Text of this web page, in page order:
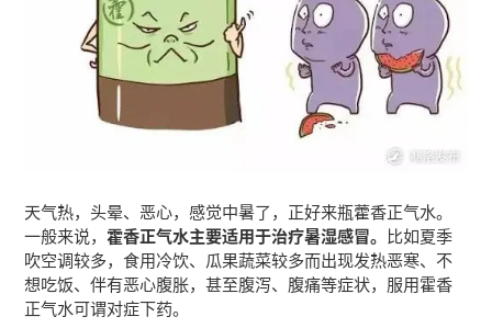
天气热，头晕、恶心，感觉中暑了，正好来瓶藿香正气水。
一般来说，霍香正气水主要适用于治疗暑湿感冒。 比如夏季
吹空调较多，食用冷饮、瓜果蔬菜较多而出现发热恶寒、不
想吃饭、伴有恶心腹胀，甚至腹泻、腹痛等症状，服用霍香
正气水可谓对症下药。